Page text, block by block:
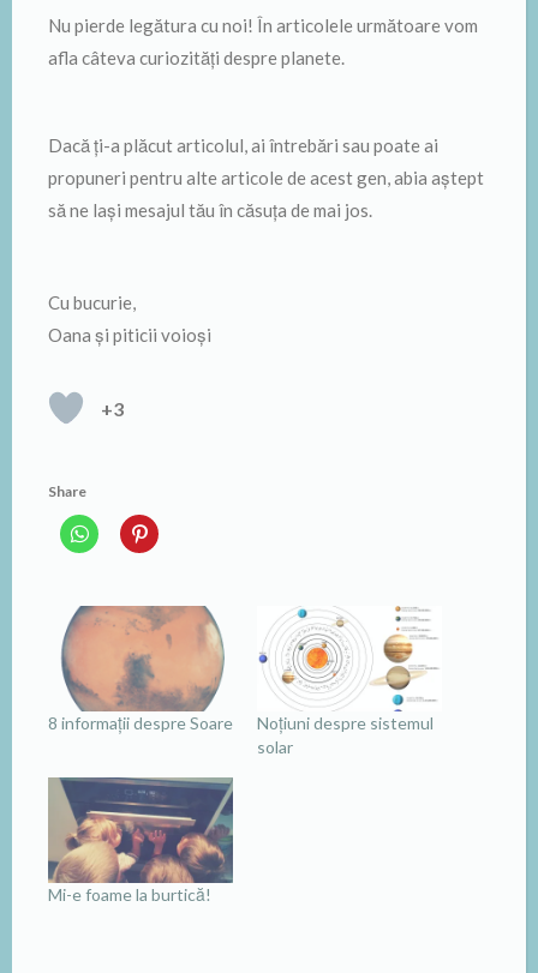
Nu pierde legătura cu noi! În articolele următoare vom
afla câteva curiozități despre planete.
Dacă ți-a plăcut articolul, ai întrebări sau poate ai
propuneri pentru alte articole de acest gen, abia aștept
să ne lași mesajul tău în căsuța de mai jos.
Cu bucurie,
Oana și piticii voioși
+3
Share
8 informații despre Soare
Noțiuni despre sistemul
solar
Mi-e foame la burtică!